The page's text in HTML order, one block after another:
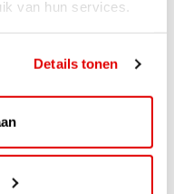
van hun services.
Details tonen
korting bij